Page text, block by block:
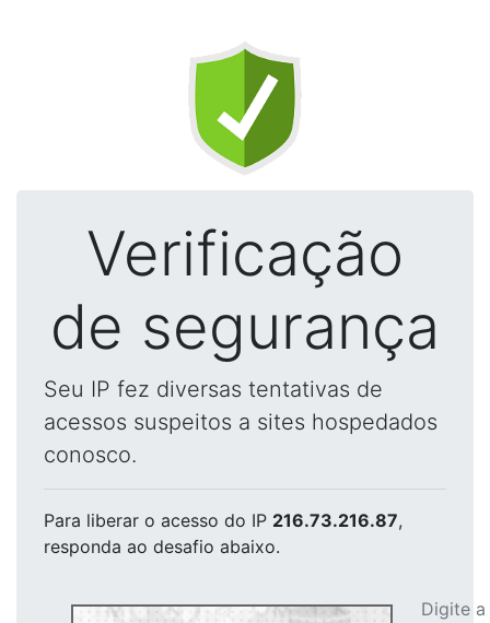
Verificação
de segurança
Seu IP fez diversas tentativas de
acessos suspeitos a sites hospedados
conosco.
Para liberar o acesso do IP 216.73.216.87,
responda ao desafio abaixo.
Digite